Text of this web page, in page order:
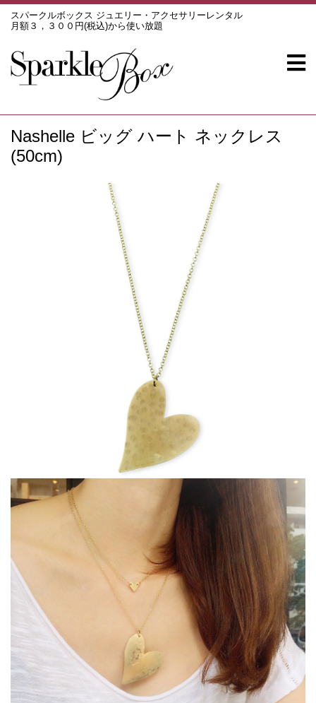
スパークルボックス ジュエリー・アクセサリーレンタル
月額３，３００円(税込)から使い放題
Nashelle ビッグ ハート ネックレス
(50cm)